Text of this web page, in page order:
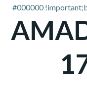
#000000